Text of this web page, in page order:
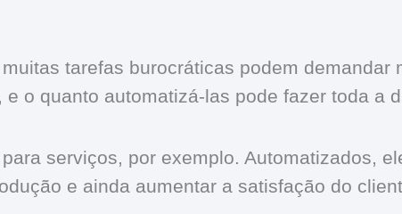
tarefas burocráticas podem demandar
o quanto automatizá-las pode fazer toda a
serviços, por exemplo. Automatizados,
e ainda aumentar a satisfação do